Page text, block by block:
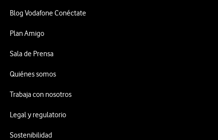
Blog Vodafone Conéctate
Plan Amigo
Sala de Prensa
Quiénes somos
Trabaja con nosotros
Legal y regulatorio
Sostenibilidad